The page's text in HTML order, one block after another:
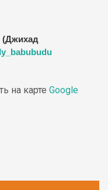
(Джихад
на карте Google